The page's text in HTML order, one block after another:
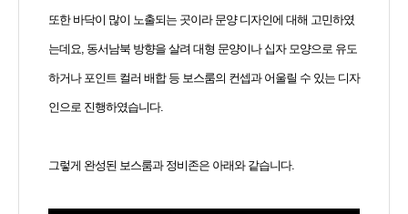
또한 바닥이 많이 노출되는 곳이라 문양 디자인에 대해 고민하였
는데요, 동서남북 방향을 살려 대형 문양이나 십자 모양으로 유도
하거나 포인트 컬러 배합 등 보스룸의 컨셉과 어울릴 수 있는 디자
인으로 진행하였습니다.
그렇게 완성된 보스룸과 정비존은 아래와 같습니다.